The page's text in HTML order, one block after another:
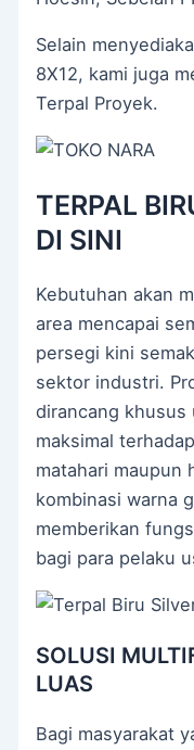
Selain
8X12, kami juga
Terpal Proyek.
TERPAL
DI SINI
Kebutuhan akan
area mencapai
persegi kini
sektor industri.
dirancang
maksimal
matahari maupun
kombinasi warna
memberikan
bagi para pelaku
SOLUSI
LUAS
Bagi masyarakat